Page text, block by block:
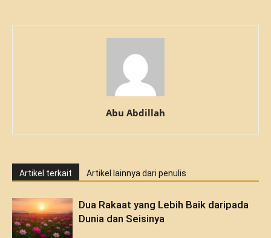
Abu Abdillah
Artikel terkait Artikel lainnya dari penulis
Dua Rakaat yang Lebih Baik daripada
Dunia dan Seisinya